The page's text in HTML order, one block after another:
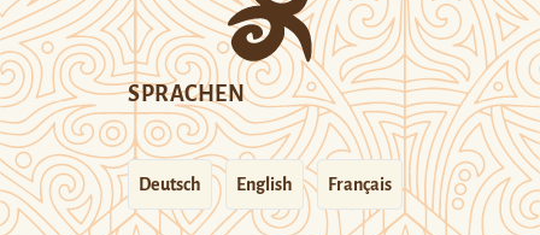
SPRACHEN
Deutsch English Français